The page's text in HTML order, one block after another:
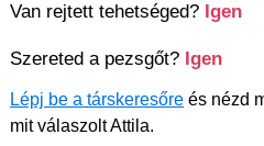
Van rejtett tehetséged? Igen
Szereted a pezsgőt? Igen
Lépj be a társkeresőre és nézd
mit válaszolt Attila.